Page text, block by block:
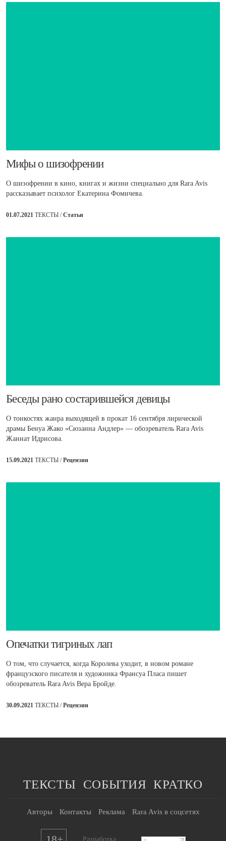
​Мифы о шизофрении
О шизофрении в кино, книгах и жизни специально для Rara Avis
рассказывает психолог Екатерина Фомичева.
01.07.2021 ТЕКСТЫ /Статьи
Беседы рано состарившейся девицы
О тонкостях жанра выходящей в прокат 16 сентября лирической
драмы Бенуа Жако «Сюзанна Андлер» — обозреватель Rara Avis
Жаннат Идрисова.
15.09.2021 ТЕКСТЫ /Рецензии
​Опечатки тигриных лап
О том, что случается, когда Королева уходит, в новом романе
французского писателя и художника Франсуа Пласа пишет
обозреватель Rara Avis Вера Бройде.
30.09.2021 ТЕКСТЫ /Рецензии
ТЕКСТЫ СОБЫТИЯ КРАТКО
Авторы Контакты Реклама Rara Avis в соцсетях
Разработка